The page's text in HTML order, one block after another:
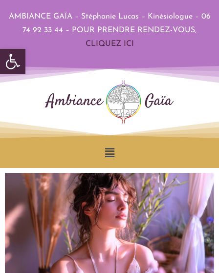
Ouvrir la barre d’outils
AMBIANCE GAÏA – Stéphanie Lucas – Kinésiologue – 06
74 92 33 44 – POUR PRENDRE RENDEZ-VOUS,
CLIQUEZ ICI